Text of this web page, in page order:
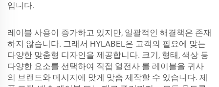
입니다.
레이블 사용이 증가하고 있지만, 일괄적인 해결책은 존재
하지 않습니다. 그래서 HYLABEL은 고객의 필요에 맞는
다양한 맞춤형 디자인을 제공합니다. 크기, 형태, 색상 등
다양한 요소를 선택하여 직접 열전사 롤 레이블을 귀사
의 브랜드와 메시지에 맞게 맞춤 제작할 수 있습니다. 제